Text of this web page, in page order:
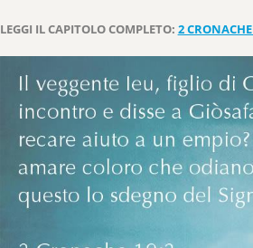
LEGGI IL CAPITOLO COMPLETO: 2